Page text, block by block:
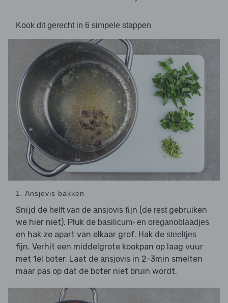
Kook dit gerecht in 6 simpele stappen
1. Ansjovis bakken
Snijd de helft van de ansjovis fijn (de rest gebruiken
we hier niet). Pluk de basilicum- en oreganoblaadjes
en hak ze apart van elkaar grof. Hak de steeltjes
fijn. Verhit een middelgrote kookpan op laag vuur
met 1el boter. Laat de ansjovis in 2-3min smelten
maar pas op dat de boter niet bruin wordt.